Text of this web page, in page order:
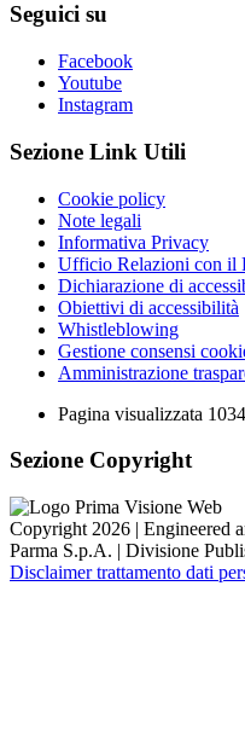
Seguici su
Facebook
Youtube
Instagram
Sezione Link Utili
Cookie policy
Note legali
Informativa Privacy
Ufficio Relazioni con il
Dichiarazione di
Obiettivi di accessibilità
Whistleblowing
Gestione consensi
Amministrazione
Pagina visualizzata 1034
Sezione Copyright
Copyright 2026 | Engineered
Parma S.p.A. | Divisione
Disclaimer trattamento dati